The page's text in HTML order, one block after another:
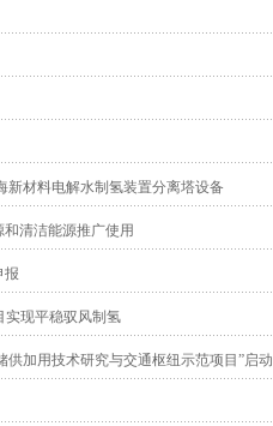
新材料电解水制氢装置分离塔设备
清洁能源推广使用
报
实现平稳驭风制氢
供加用技术研究与交通枢纽示范项目”启动